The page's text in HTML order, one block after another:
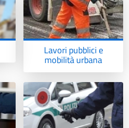
Lavori pubblici e
mobilità urbana